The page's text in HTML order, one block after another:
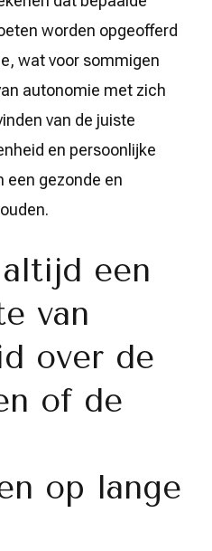
worden opgeofferd
wat voor sommigen
autonomie met zich
van de juiste
en persoonlijke
een gezonde en
een
van
over de
of de
op lange